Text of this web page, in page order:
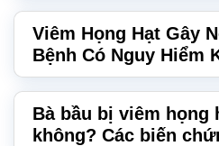
Viêm Họng Hạt Gây
Bệnh Có Nguy Hiểm
Bà bầu bị viêm họng
không? Các biến